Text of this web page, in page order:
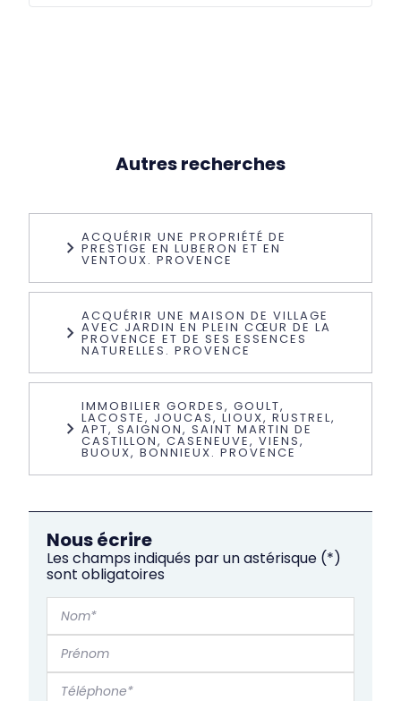
Autres recherches
ACQUÉRIR UNE PROPRIÉTÉ DE
PRESTIGE EN LUBERON ET EN
VENTOUX. PROVENCE
ACQUÉRIR UNE MAISON DE VILLAGE
AVEC JARDIN EN PLEIN CŒUR DE LA
PROVENCE ET DE SES ESSENCES
NATURELLES. PROVENCE
IMMOBILIER GORDES, GOULT,
LACOSTE, JOUCAS, LIOUX, RUSTREL,
APT, SAIGNON, SAINT MARTIN DE
CASTILLON, CASENEUVE, VIENS,
BUOUX, BONNIEUX. PROVENCE
Nous écrire
Les champs indiqués par un astérisque (*)
sont obligatoires
Nom*
Prénom
Téléphone*